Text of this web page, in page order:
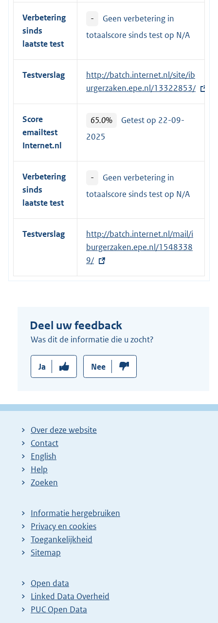
Verbetering
sinds
laatste test
-
Geen verbetering in
totaalscore sinds test op N/A
Testverslag
E
x
t
n
n
:
http://batch.internet.nl/site/ib
urgerzaken.epe.nl/13322853/
Score
emailtest
Internet.nl
65.0%
Getest op 22-09-
2025
Verbetering
sinds
laatste test
-
Geen verbetering in
totaalscore sinds test op N/A
Testverslag
E
x
t
e
l
i
:
http://batch.internet.nl/mail/i
burgerzaken.epe.nl/1548338
9/
Deel uw feedback
Was dit de informatie die u zocht?
Ja Nee
Over deze website
Contact
English
Help
Zoeken
Informatie hergebruiken
Privacy en cookies
Toegankelijkheid
Sitemap
Open data
Linked Data Overheid
PUC Open Data